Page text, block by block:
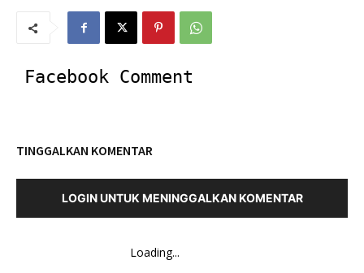
Facebook Comment
TINGGALKAN KOMENTAR
LOGIN UNTUK MENINGGALKAN KOMENTAR
Loading...